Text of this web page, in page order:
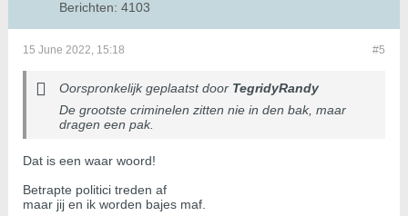
Berichten: 4103
#5
15 June 2022, 15:18
Oorspronkelijk geplaatst door TegridyRandy
De grootste criminelen zitten nie in den bak, maar
dragen een pak.
Dat is een waar woord!
Betrapte politici treden af
maar jij en ik worden bajes maf.